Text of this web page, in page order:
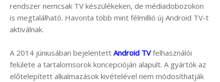
rendszer nemcsak TV készülékeken, de médiadobozokon
is megtalálható. Havonta több mint félmillió új Android TV-t
aktiválnak.
A 2014 júniusában bejelentett Android TVfelhasználói
felülete a tartalomsorok koncepcióján alapult. A gyártók az
előtelepített alkalmazások kivételével nem módosíthatják